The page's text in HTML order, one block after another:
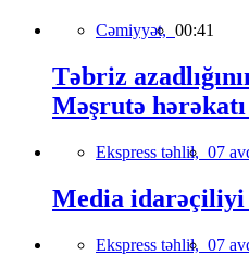
Cəmiyyət, 00:41
Təbriz
Məşrutə
Ekspress təhlil, 07
Media
Ekspress təhlil, 07